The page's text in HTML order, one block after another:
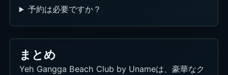
予約は必要ですか？
まとめ
Yeh Gangga Beach Club by Unameは、豪華なク